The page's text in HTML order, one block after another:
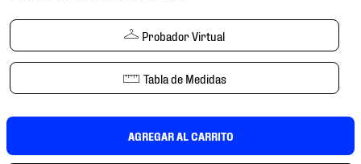
Probador Virtual
Tabla de Medidas
AGREGAR AL CARRITO
9.
tenis niño